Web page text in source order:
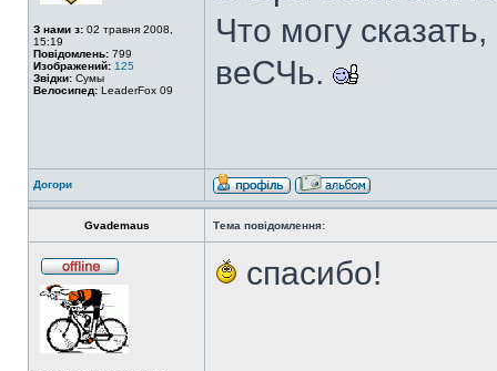
З нами з: 02 травня 2008,
15:19
Повідомлень: 799
Изображений: 125
Звідки: Сумы
Велосипед: LeaderFox 09
Что могу
веСЧь.
Догори
Gvademaus Тема повідомлення:
спасибо!